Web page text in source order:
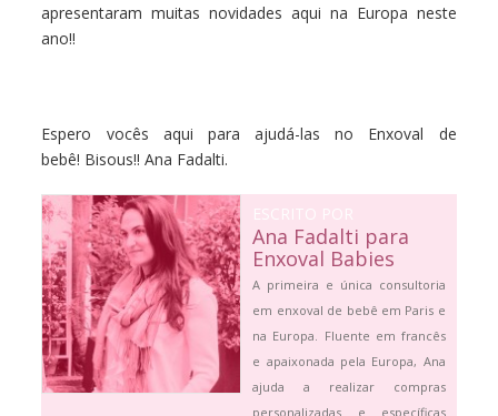
apresentaram muitas novidades aqui na Europa neste
ano!!
Espero vocês aqui para ajudá-las no Enxoval de
bebê! Bisous!! Ana Fadalti.
ESCRITO POR
Ana Fadalti para
Enxoval Babies
A primeira e única consultoria
em enxoval de bebê em Paris e
na Europa. Fluente em francês
e apaixonada pela Europa, Ana
ajuda a realizar compras
personalizadas e específicas